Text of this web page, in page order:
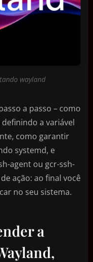
wayland
a passo – como
definindo a variável
como garantir
systemd, e
agent ou gcr-ssh-
ação: ao final você
no seu sistema.
a